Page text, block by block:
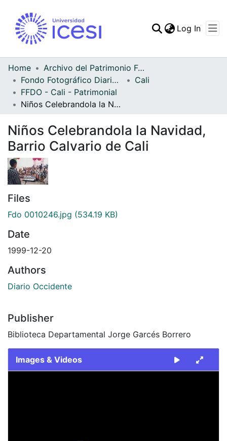
Statistics
Log In
Home
Archivo del Patrimonio Fotográfico y Fílmico del Valle del Cauca
Fondo Fotográfico Diario Occidente
Cali
FFDO - Cali - Patrimonial
Niños Celebrandola la Navidad, Barrio Calvario de Cali
Niños Celebrandola la Navidad,
Barrio Calvario de Cali
Files
Fdo 0010246.jpg (534.19 KB)
Date
1999-12-20
Authors
Diario Occidente
Publisher
Biblioteca Departamental Jorge Garcés Borrero
Images & Videos